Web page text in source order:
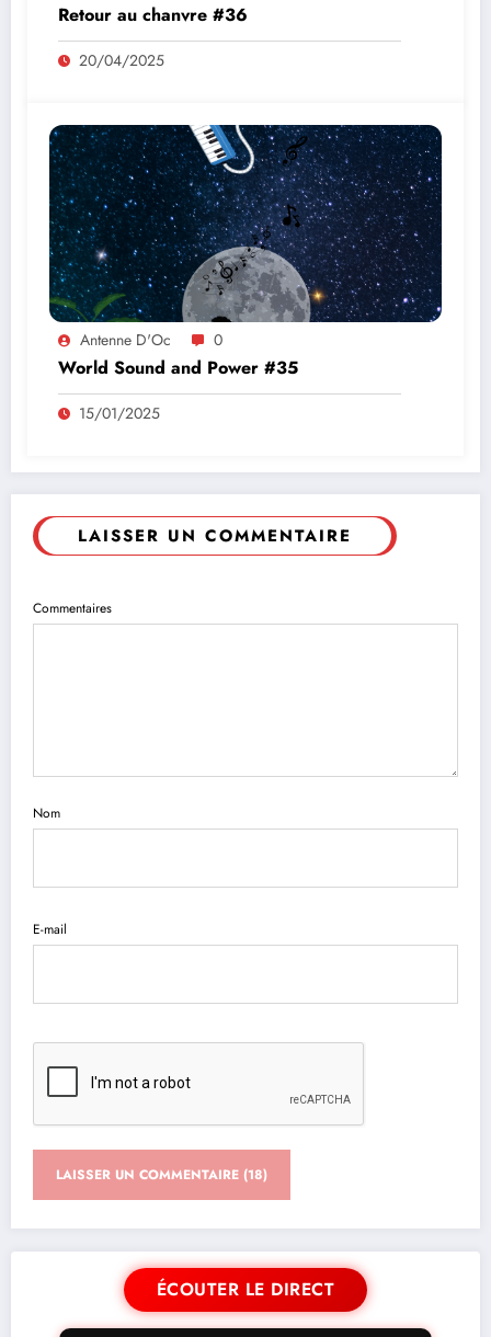
Retour au chanvre #36
20/04/2025
Antenne D'Oc 0
World Sound and Power #35
15/01/2025
LAISSER UN COMMENTAIRE
Commentaires
Nom
E-mail
ÉCOUTER LE DIRECT